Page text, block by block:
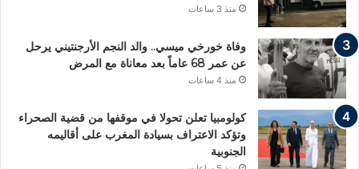
منذ 3 ساعات
وفاة خورخي ميسي.. والد النجم الأرجنتيني يرحل
عن عمر 68 عاماً بعد معاناة مع المرض
منذ 4 ساعات
كولومبيا تعلن تحولا في موقفها من قضية الصحراء
وتؤكد الاعتراف بسيادة المغرب على أقاليمه
الجنوبية